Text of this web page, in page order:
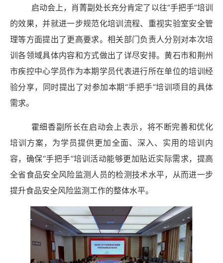
启动会上，肖菁副处长充分肯定了以往“手把手”培训
的效果，并就进一步规范化培训流程、重视实验室安全管
理等方面提出了更高要求。相关部门负责人分别对本次培
训各领域具体内容和方式做出了详尽安排。黄石市和荆州
市疾控中心学员作为本期学员代表进行所在单位的培训经
验分享，同时提出了对参加本期“手把手”培训项目的具体
需求。
霍细香副所长在启动会上表示，将不断完善和优化
培训方案，为学员提供更加全面、深入、实用的培训内
容，确保“手把手”培训活动能够更加贴近实际需求，提高
全省食品安全风险监测人员的检测技术水平，从而进一步
提升食品安全风险监测工作的整体水平。